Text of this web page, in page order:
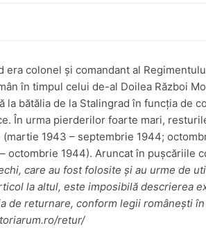
era colonel și comandant al
în timpul celui de-al Doilea Război
bătălia de la Stalingrad în funcția de
În urma pierderilor foarte mari,
1943 – septembrie 1944;
1944). Aruncat în pușcăriile
care au fost folosite și au urme de
la altul, este imposibilă descrierea
returnare, conform legii românești
retur/